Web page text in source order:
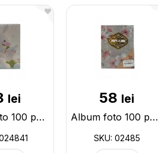
lei
Album foto 100 poze 10*15cm Cute 024841
58 lei
Album foto 100 poze 10*15cm Floral 02485
SKU: 02485